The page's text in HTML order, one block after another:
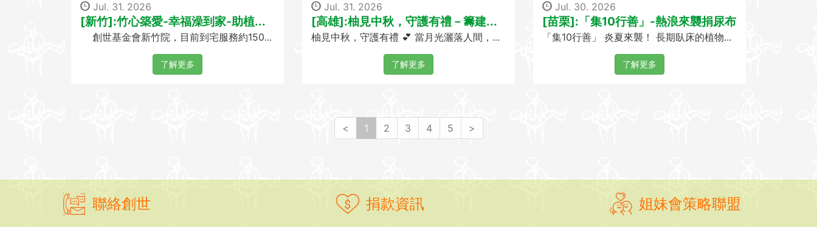
Jul. 31. 2026
[新竹]:竹心築愛-幸福澡到家-助植...
創世基金會新竹院，目前到宅服務約150...
了解更多
Jul. 31. 2026
[高雄]:柚見中秋，守護有禮－籌建...
柚見中秋，守護有禮 💕 當月光灑落人間，...
了解更多
Jul. 30. 2026
[苗栗]:「集10行善」-熱浪來襲捐尿布
「集10行善」 炎夏來襲！ 長期臥床的植物...
了解更多
< 1
c
r
e
n
2 3 4 5 >
聯絡創世 捐款資訊 姐妹會策略聯盟